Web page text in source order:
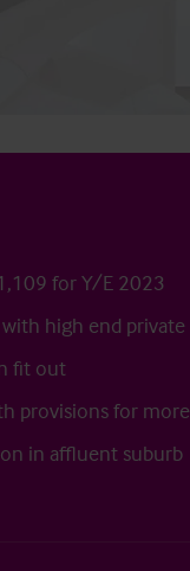
for Y/E 2023
high end private
fit out
provisions for more
in affluent suburb